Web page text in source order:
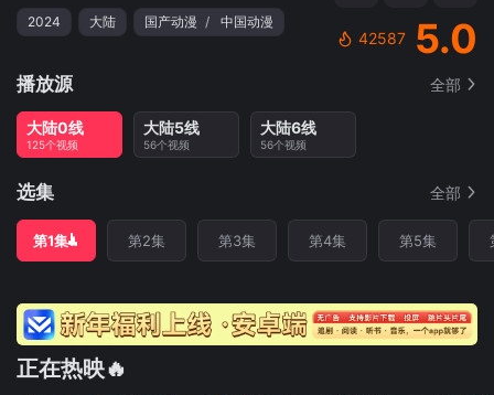
2024 大陆 国产动漫 / 中国动漫
42587 5.0
播放源 全部
大陆0线
125个视频
大陆5线
56个视频
大陆6线
56个视频
选集 全部
第1集 第2集 第3集 第4集 第5集
正在热映🔥